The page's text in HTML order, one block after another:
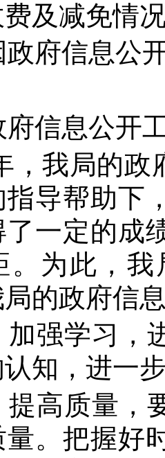
及减免情
政府信息公
府信息公开
，我局的政
指导帮助下
了一定的成
。为此 ，我
的政府信
加强学习 ，
知，进一
提高质量 ，
量。把握好